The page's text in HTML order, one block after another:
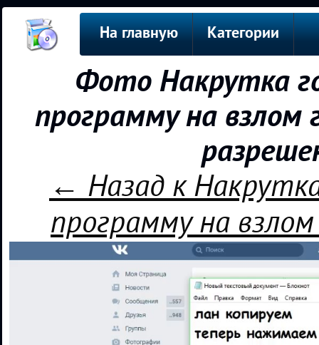
На главную Категории
Фото Накрутка
программу на взлом
← Назад к
программу на взлом